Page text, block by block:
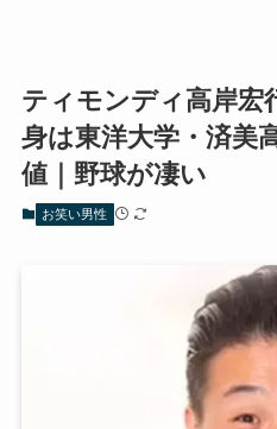
ティモンディ高岸宏
身は東洋大学・済美
値｜野球が凄い
お笑い男性